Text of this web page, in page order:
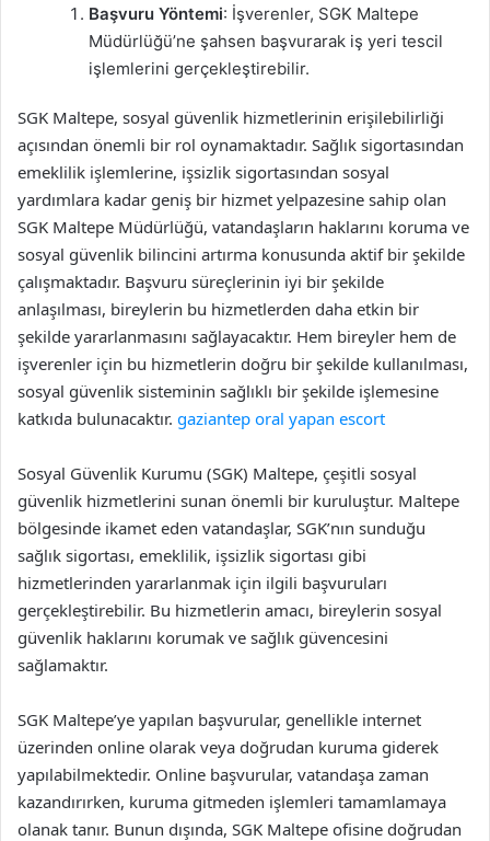
Başvuru Yöntemi: İşverenler, SGK Maltepe
Müdürlüğü’ne şahsen başvurarak iş yeri tescil
işlemlerini gerçekleştirebilir.
SGK Maltepe, sosyal güvenlik hizmetlerinin erişilebilirliği
açısından önemli bir rol oynamaktadır. Sağlık sigortasından
emeklilik işlemlerine, işsizlik sigortasından sosyal
yardımlara kadar geniş bir hizmet yelpazesine sahip olan
SGK Maltepe Müdürlüğü, vatandaşların haklarını koruma ve
sosyal güvenlik bilincini artırma konusunda aktif bir şekilde
çalışmaktadır. Başvuru süreçlerinin iyi bir şekilde
anlaşılması, bireylerin bu hizmetlerden daha etkin bir
şekilde yararlanmasını sağlayacaktır. Hem bireyler hem de
işverenler için bu hizmetlerin doğru bir şekilde kullanılması,
sosyal güvenlik sisteminin sağlıklı bir şekilde işlemesine
katkıda bulunacaktır. gaziantep oral yapan escort
Sosyal Güvenlik Kurumu (SGK) Maltepe, çeşitli sosyal
güvenlik hizmetlerini sunan önemli bir kuruluştur. Maltepe
bölgesinde ikamet eden vatandaşlar, SGK’nın sunduğu
sağlık sigortası, emeklilik, işsizlik sigortası gibi
hizmetlerinden yararlanmak için ilgili başvuruları
gerçekleştirebilir. Bu hizmetlerin amacı, bireylerin sosyal
güvenlik haklarını korumak ve sağlık güvencesini
sağlamaktır.
SGK Maltepe’ye yapılan başvurular, genellikle internet
üzerinden online olarak veya doğrudan kuruma giderek
yapılabilmektedir. Online başvurular, vatandaşa zaman
kazandırırken, kuruma gitmeden işlemleri tamamlamaya
olanak tanır. Bunun dışında, SGK Maltepe ofisine doğrudan